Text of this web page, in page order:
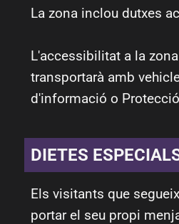
La zona inclou dutxes
L'accessibilitat a la
transportarà amb
d'informació o
DIETES
Els visitants que
portar el seu propi